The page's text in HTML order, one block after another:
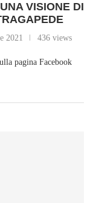
VISIONE DI
2021 436 views
pagina Facebook